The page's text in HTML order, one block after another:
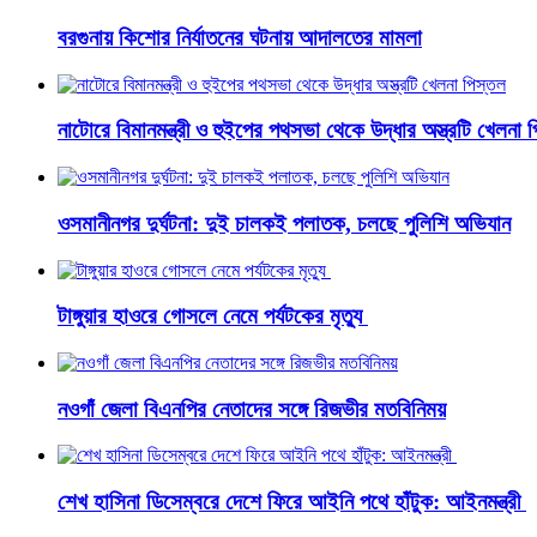
বরগুনায় কিশোর নির্যাতনের ঘটনায় আদালতের মামলা
নাটোরে বিমানমন্ত্রী ও হুইপের পথসভা থেকে উদ্ধার অস্ত্রটি খেলনা
ওসমানীনগর দুর্ঘটনা: দুই চালকই পলাতক, চলছে পুলিশি অভিযান
টাঙ্গুয়ার হাওরে গোসলে নেমে পর্যটকের মৃত্যু
নওগাঁ জেলা বিএনপির নেতাদের সঙ্গে রিজভীর মতবিনিময়
শেখ হাসিনা ডিসেম্বরে দেশে ফিরে আইনি পথে হাঁটুক: আইনমন্ত্রী